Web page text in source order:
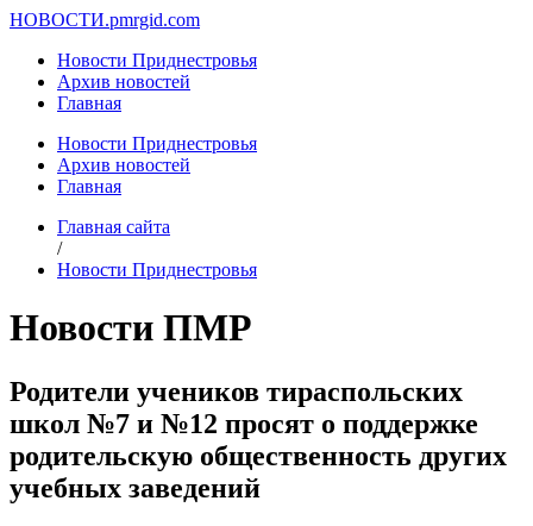
НОВОСТИ.pmrgid.com
Новости Приднестровья
Архив новостей
Главная
Новости Приднестровья
Архив новостей
Главная
Главная сайта
/
Новости Приднестровья
Новости ПМР
Родители учеников тираспольских
школ №7 и №12 просят о поддержке
родительскую общественность других
учебных заведений